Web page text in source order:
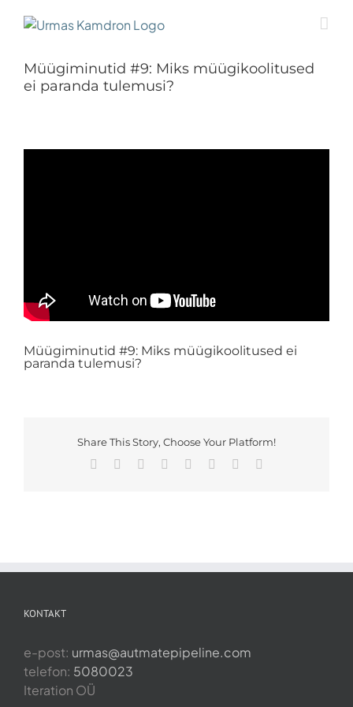
Müügiminutid #9: Miks müügikoolitused
ei paranda tulemusi?
Müügiminutid #9: Miks müügikoolitused ei
paranda tulemusi?
Share This Story, Choose Your Platform!
Facebook Reddit LinkedIn
TumblrPinterest
KONTAKT
e-post: urmas@autmatepipeline.com
telefon: 5080023
Iteration OÜ